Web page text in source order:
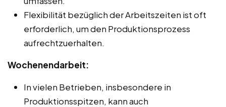
Flexibilität bezüglich der Arbeitszeiten ist oft
erforderlich, um den Produktionsprozess
aufrechtzuerhalten.
Wochenendarbeit:
In vielen Betrieben, insbesondere in
Produktionsspitzen, kann auch